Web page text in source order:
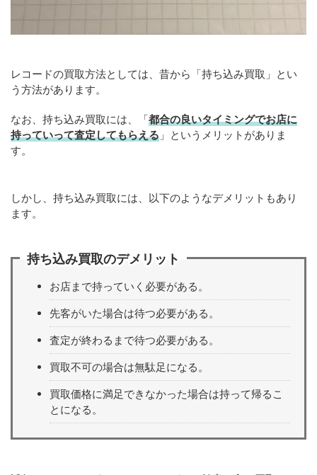
レコードの買取方法としては、昔から「持ち込み買取」とい
う方法があります。
なお、持ち込み買取には、「都合の良いタイミングでお店に
持っていって査定してもらえる 」というメリットがありま
す。
しかし、持ち込み買取には、以下のようなデメリットもあり
ます。
持ち込み買取のデメリット
お店まで持っていく必要がある。
先客がいた場合は待つ必要がある。
査定が終わるまで待つ必要がある。
買取不可の場合は無駄足になる。
買取価格に満足できなかった場合は持って帰るこ
とになる。